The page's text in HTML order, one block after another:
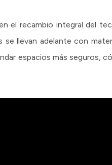
el recambio integral del
llevan adelante con
espacios más seguros,